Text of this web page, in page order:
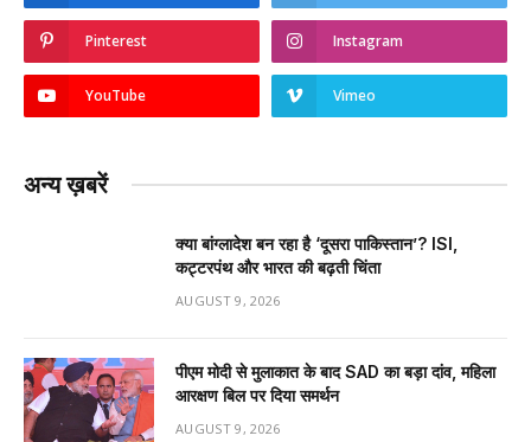
Pinterest Instagram
YouTube Vimeo
अन्य ख़बरें
क्या बांग्लादेश बन रहा है ‘दूसरा पाकिस्तान’? ISI,
कट्टरपंथ और भारत की बढ़ती चिंता
AUGUST 9, 2026
पीएम मोदी से मुलाकात के बाद SAD का बड़ा दांव, महिला
आरक्षण बिल पर दिया समर्थन
AUGUST 9, 2026